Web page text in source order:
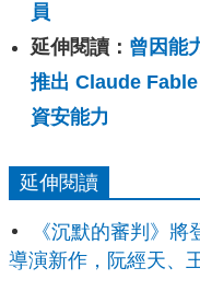
員
延伸閱讀： 曾因能
推出 Claude
資安能力
延伸閱讀
《沉默的審判》將
導演新作，阮經天、